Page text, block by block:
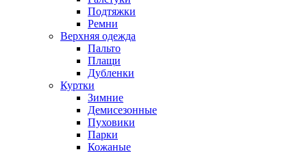
Подтяжки
Ремни
Верхняя одежда
Пальто
Плащи
Дубленки
Куртки
Зимние
Демисезонные
Пуховики
Парки
Кожаные